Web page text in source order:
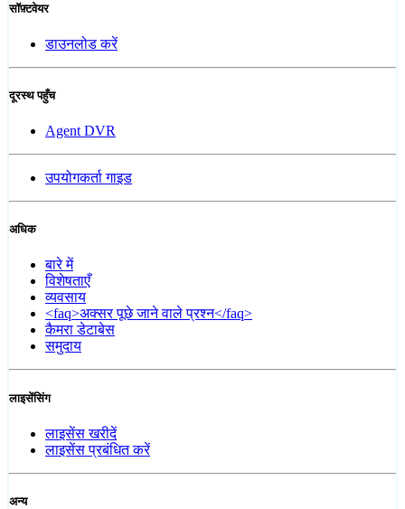
सॉफ़्टवेयर
डाउनलोड करें
दूरस्थ पहुँच
Agent DVR
उपयोगकर्ता गाइड
अधिक
बारे में
विशेषताएँ
व्यवसाय
<faq>अक्सर पूछे जाने वाले प्रश्न</faq>
कैमरा डेटाबेस
समुदाय
लाइसेंसिंग
लाइसेंस खरीदें
लाइसेंस प्रबंधित करें
अन्य